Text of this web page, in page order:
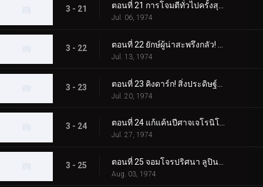
3 - 21 ตอนที่ 21 การโจมตีทั่วไปครั้งสุดท้ายของ Apollo Geist!!
Jul. 06, 1974
3 - 22
Jul. 13, 1974
3 - 23
Jul. 20, 1974
3 - 24 ตอนที่ 24 แก้แค้นปีศาจเจโรนิโม่! การโจมตีแบบเงียบๆ!!
Jul. 27, 1974
3 - 25
Aug. 03, 1974